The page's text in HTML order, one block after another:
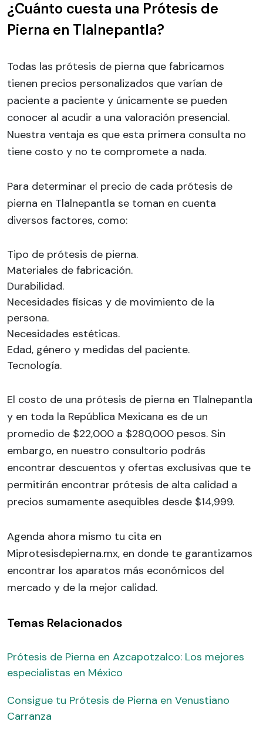
¿Cuánto cuesta una Prótesis de
Pierna en Tlalnepantla?
Todas las prótesis de pierna que fabricamos
tienen precios personalizados que varían de
paciente a paciente y únicamente se pueden
conocer al acudir a una valoración presencial.
Nuestra ventaja es que esta primera consulta no
tiene costo y no te compromete a nada.
Para determinar el precio de cada prótesis de
pierna en Tlalnepantla se toman en cuenta
diversos factores, como:
Tipo de prótesis de pierna.
Materiales de fabricación.
Durabilidad.
Necesidades físicas y de movimiento de la
persona.
Necesidades estéticas.
Edad, género y medidas del paciente.
Tecnología.
El costo de una prótesis de pierna en Tlalnepantla
y en toda la República Mexicana es de un
promedio de $22,000 a $280,000 pesos. Sin
embargo, en nuestro consultorio podrás
encontrar descuentos y ofertas exclusivas que te
permitirán encontrar prótesis de alta calidad a
precios sumamente asequibles desde $14,999.
Agenda ahora mismo tu cita en
Miprotesisdepierna.mx, en donde te garantizamos
encontrar los aparatos más económicos del
mercado y de la mejor calidad.
Temas Relacionados
Prótesis de Pierna en Azcapotzalco: Los mejores
especialistas en México
Consigue tu Prótesis de Pierna en Venustiano
Carranza